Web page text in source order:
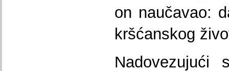
on naučavao:
kršćanskog